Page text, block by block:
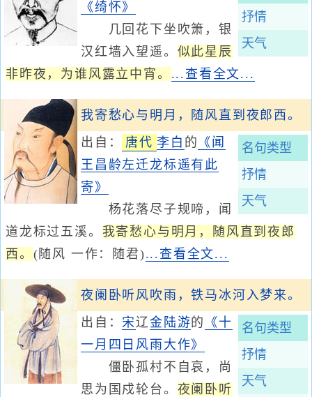
抒情
天气
《绮怀》
几回花下坐吹箫，银
汉红墙入望遥。 似此星辰
非昨夜，为谁风露立中宵。 ...查看全文...
我寄愁心与明月，随风直到夜郎西。
名句类型
抒情
天气
出自： 唐代 李白 的 《闻
王昌龄左迁龙标遥有此
寄》
杨花落尽子规啼，闻
道龙标过五溪。 我寄愁心与明月，随风直到夜郎
西。 (随风 一作：随君)...查看全文...
夜阑卧听风吹雨，铁马冰河入梦来。
名句类型
抒情
天气
出自：宋辽金 陆游的 《十
一月四日风雨大作》
僵卧孤村不自哀，尚
思为国戍轮台。 夜阑卧听